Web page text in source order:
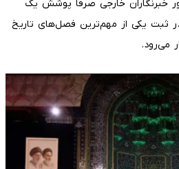
خبرنگاران خارجی صرفاً پوشش یک
ثبت یکی از مهم‌ترین فصل‌های تاریخ
می‌رود.